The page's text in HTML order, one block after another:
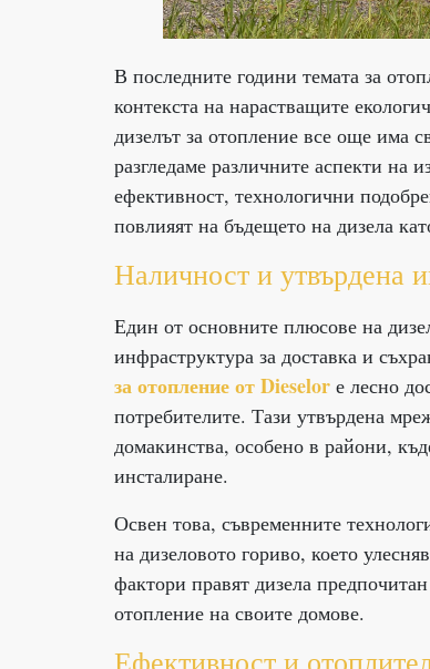
В последните години темата за
контекста на нарастващите
дизелът за отопление все още има
разгледаме различните аспекти на
ефективност, технологични
повлияят на бъдещето на дизела
Наличност и утвърдена
Един от основните плюсове на
инфраструктура за доставка и
за отопление от Dieselorе лесно
потребителите. Тази утвърдена
домакинства, особено в райони,
инсталиране.
Освен това, съвременните
на дизеловото гориво, което
фактори правят дизела
отопление на своите домове.
Ефективност и